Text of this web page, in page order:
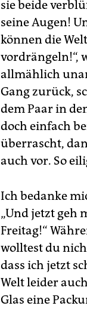
sie beide
seine Augen!
können die
vordrängeln!“,
allmählich
Gang zurück,
dem Paar in
doch einfach
überrascht,
auch vor. So
Ich bedanke
„Und jetzt geh
Freitag!“
wolltest du
dass ich jetzt
Welt leider
Glas eine